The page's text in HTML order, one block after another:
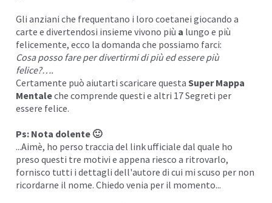
Gli anziani che frequentano i loro coetanei giocando a
carte e divertendosi insieme vivono più a lungo e più
felicemente, ecco la domanda che possiamo farci:
Cosa posso fare per divertirmi di più ed essere più
felice?….
Certamente può aiutarti scaricare questa Super Mappa
Mentaleche comprende questi e altri 17 Segreti per
essere felice.
Ps: Nota dolente 🙂
...Aimè, ho perso traccia del link ufficiale dal quale ho
preso questi tre motivi e appena riesco a ritrovarlo,
fornisco tutti i dettagli dell'autore di cui mi scuso per non
ricordarne il nome. Chiedo venia per il momento...